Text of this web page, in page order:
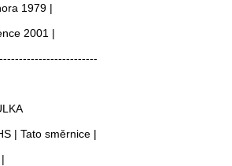
1979 |
2001 |
| Tato směrnice |